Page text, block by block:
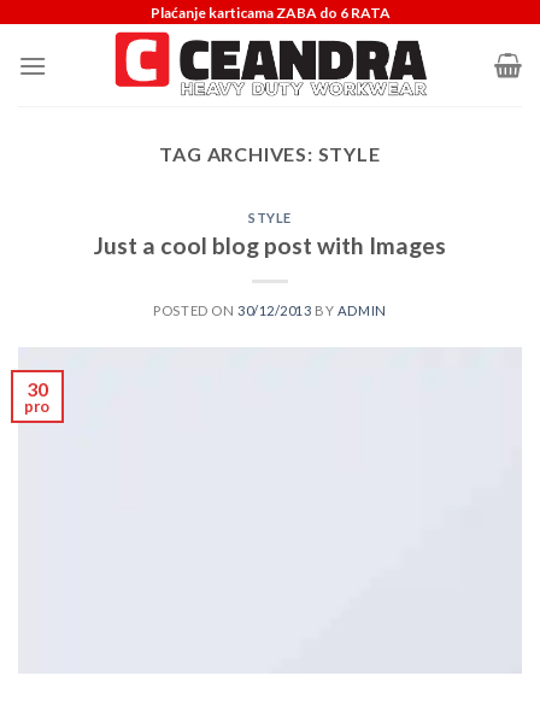
content
Plaćanje karticama ZABA do 6 RATA
TAG ARCHIVES: STYLE
STYLE
Just a cool blog post with Images
POSTED ON 30/12/2013 BY ADMIN
30
pro